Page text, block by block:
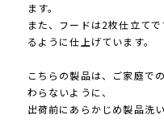
ます。
また、フードは2枚仕立て
るように仕上げています。
こちらの製品は、ご家庭で
わらないように、
出荷前にあらかじめ製品洗